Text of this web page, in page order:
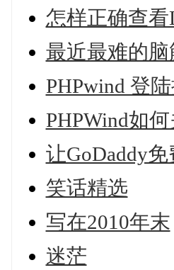
怎样正确查
最近最难的
PHPwind 登
PHPWind如
让GoDaddy
笑话精选
写在2010年末
迷茫